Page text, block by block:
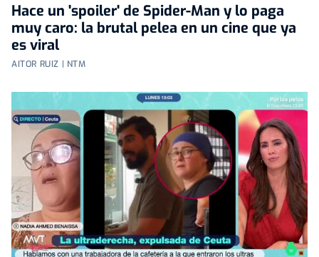
Hace un 'spoiler' de Spider-Man y lo paga
muy caro: la brutal pelea en un cine que ya
es viral
AITOR RUIZ | NTM